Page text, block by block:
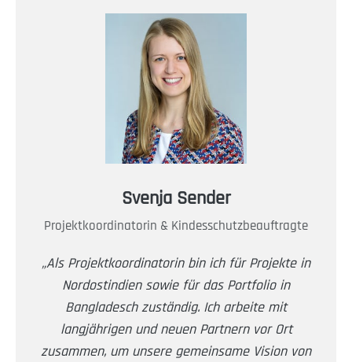
Svenja Sender
Projektkoordinatorin & Kindesschutzbeauftragte
„Als Projektkoordinatorin bin ich für Projekte in
Nordostindien sowie für das Portfolio in
Bangladesch zuständig. Ich arbeite mit
langjährigen und neuen Partnern vor Ort
zusammen, um unsere gemeinsame Vision von